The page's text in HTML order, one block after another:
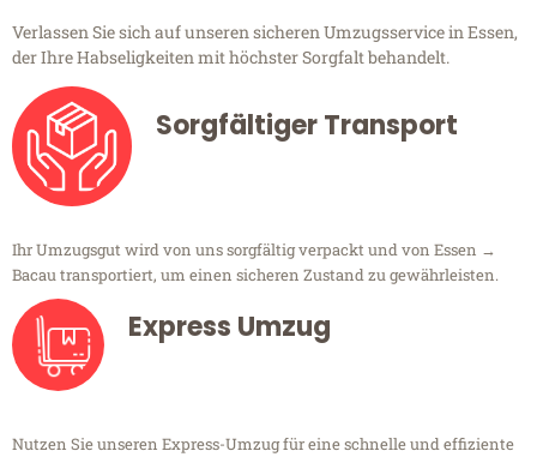
Verlassen Sie sich auf unseren sicheren Umzugsservice in Essen,
der Ihre Habseligkeiten mit höchster Sorgfalt behandelt.
Sorgfältiger Transport
Ihr Umzugsgut wird von uns sorgfältig verpackt und von Essen →
Bacau transportiert, um einen sicheren Zustand zu gewährleisten.
Express Umzug
Nutzen Sie unseren Express-Umzug für eine schnelle und effiziente